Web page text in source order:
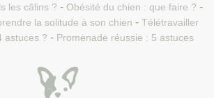
les câlins ?
Obésité du chien : que faire ?
la solitude à son chien
Télétravailler
astuces ?
Promenade réussie : 5 astuces